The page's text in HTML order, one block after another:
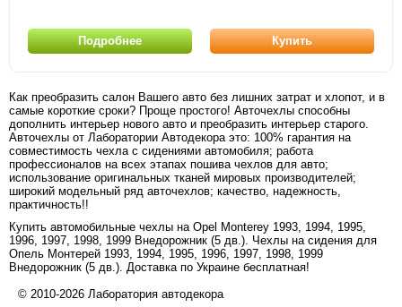
Подробнее Купить
Как преобразить салон Вашего авто без лишних затрат и хлопот, и в
самые короткие сроки? Проще простого! Авточехлы способны
дополнить интерьер нового авто и преобразить интерьер старого.
Авточехлы от Лаборатории Автодекора это: 100% гарантия на
совместимость чехла с сидениями автомобиля; работа
профессионалов на всех этапах пошива чехлов для авто;
использование оригинальных тканей мировых производителей;
широкий модельный ряд авточехлов; качество, надежность,
практичность!!
Купить автомобильные чехлы на Opel Monterey 1993, 1994, 1995,
1996, 1997, 1998, 1999 Внедорожник (5 дв.). Чехлы на сидения для
Опель Монтерей 1993, 1994, 1995, 1996, 1997, 1998, 1999
Внедорожник (5 дв.). Доставка по Украине бесплатная!
© 2010-2026 Лаборатория автодекора